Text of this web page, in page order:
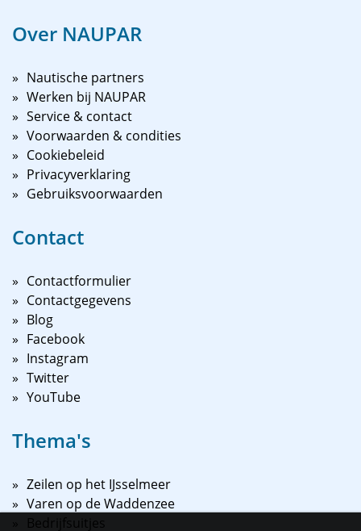
Over NAUPAR
Nautische partners
Werken bij NAUPAR
Service & contact
Voorwaarden & condities
Cookiebeleid
Privacyverklaring
Gebruiksvoorwaarden
Contact
Contactformulier
Contactgegevens
Blog
Facebook
Instagram
Twitter
YouTube
Thema's
Zeilen op het IJsselmeer
Varen op de Waddenzee
Bedrijfsuitjes